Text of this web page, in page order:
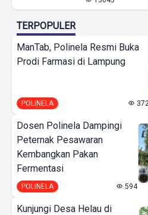
TERPOPULER
ManTab, Polinela Resmi Buka
Prodi Farmasi di Lampung
POLINELA
Dosen Polinela Dampingi
Peternak Pesawaran
Kembangkan Pakan
Fermentasi
POLINELA 594
Kunjungi Desa Helau di